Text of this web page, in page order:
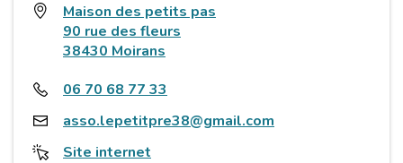
Maison des petits pas
90 rue des fleurs
38430 Moirans
06 70 68 77 33
asso.lepetitpre38@gmail.com
Site internet